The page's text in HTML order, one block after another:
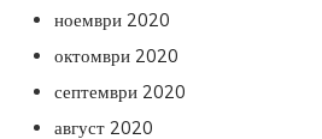
ноември 2020
октомври 2020
септември 2020
август 2020